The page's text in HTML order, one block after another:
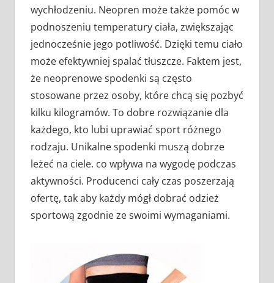
wychłodzeniu. Neopren może także pomóc w
podnoszeniu temperatury ciała, zwiększając
jednocześnie jego potliwość. Dzięki temu ciało
może efektywniej spalać tłuszcze. Faktem jest,
że neoprenowe spodenki są często
stosowane przez osoby, które chcą się pozbyć
kilku kilogramów. To dobre rozwiązanie dla
każdego, kto lubi uprawiać sport różnego
rodzaju. Unikalne spodenki muszą dobrze
leżeć na ciele. co wpływa na wygodę podczas
aktywności. Producenci cały czas poszerzają
ofertę, tak aby każdy mógł dobrać odzież
sportową zgodnie ze swoimi wymaganiami.